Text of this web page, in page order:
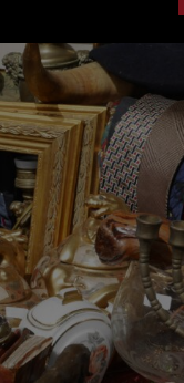
Nachhaltigkeit
Sehenswürdig